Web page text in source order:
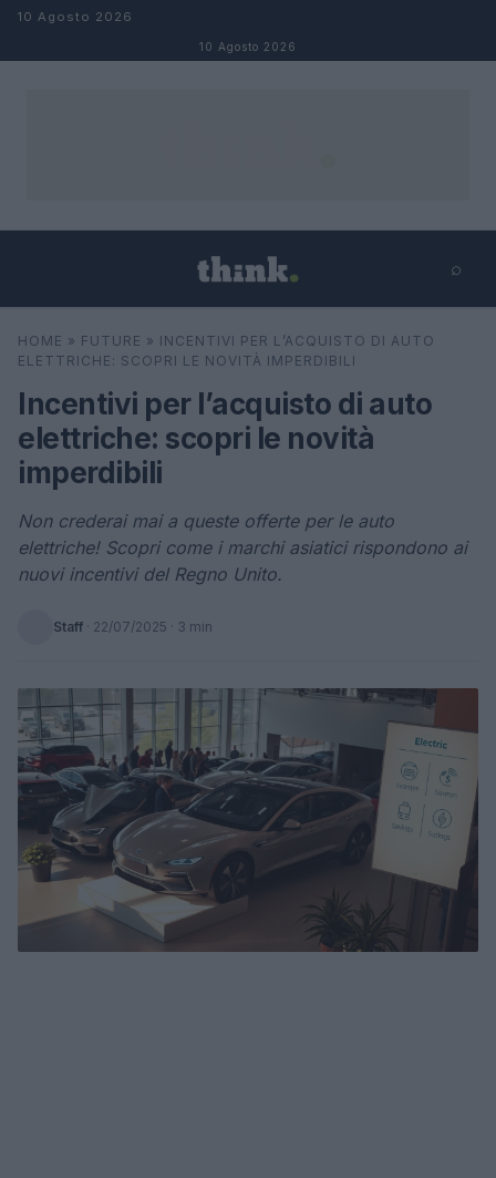
Salta al contenuto
10 Agosto 2026
10 Agosto 2026
⌕
Cerca ⌕
HOME » FUTURE » INCENTIVI PER L’ACQUISTO DI AUTO
ELETTRICHE: SCOPRI LE NOVITÀ IMPERDIBILI
Incentivi per l’acquisto di auto
elettriche: scopri le novità
imperdibili
Non crederai mai a queste offerte per le auto
elettriche! Scopri come i marchi asiatici rispondono ai
nuovi incentivi del Regno Unito.
Staff · 22/07/2025 · 3 min